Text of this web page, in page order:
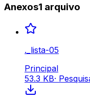
Anexos1 arquivo
._lista-05
Principal
53.3 KB·